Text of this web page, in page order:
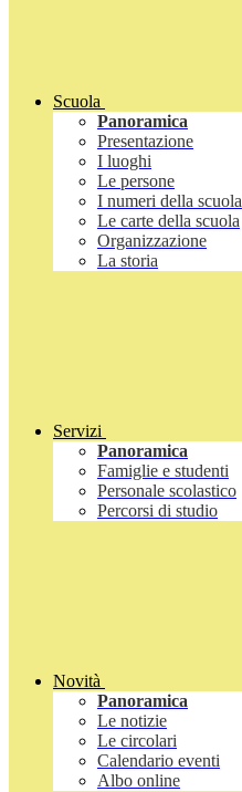
Scuola
Panoramica
Presentazione
I luoghi
Le persone
I numeri della scuola
Le carte della scuola
Organizzazione
La storia
Servizi
Panoramica
Famiglie e studenti
Personale scolastico
Percorsi di studio
Novità
Panoramica
Le notizie
Le circolari
Calendario eventi
Albo online